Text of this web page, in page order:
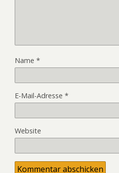
Name *
E-Mail-Adresse *
Website